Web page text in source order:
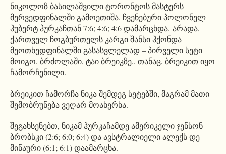
ნიკოლოზ ბასილაშვილი ტორონტოს მასტერს
მერვედფინალში გამოეთიშა. ჩვენებური პოლონელ
ჰუბერტ ჰურკაჩთან 7:6; 4:6; 4:6 დამარცხდა. არადა,
ქართველ ჩოგბურთელს კარგი შანსი ჰქონდა
მეოთხედფინალში გასასვლელად – პირველი სეტი
მოიგო. ბრძოლაში, ტაი ბრეიკზე.. თანაც, ბრეიკით იყო
ჩამორჩენილი.
ბრეიკით ჩამორჩა ნიკა შემდეგ სეტებში, მაგრამ მათი
შემობრუნება ვეღარ მოახერხა.
შეგახსენებთ, ნიკამ ჰურკაჩამდე ამერიკელი ჯენსონ
ბრობსკი (2:6; 6:0; 6:4) და ავსტრალიელი ალექს დე
მინაური (6:1; 6:1) დაამარცხა.